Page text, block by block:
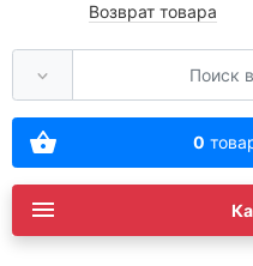
Возврат товара
0